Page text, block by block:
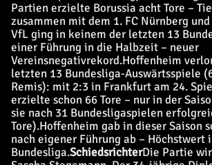
Partien erzielte Borussia acht Tore –
zusammen mit dem 1. FC Nürnberg
VfL ging in keinem der letzten 13
einer Führung in die Halbzeit – neuer
Vereinsnegativrekord.Hoffenheim
letzten 13 Bundesliga-Auswärtsspiele
Remis): mit 2:3 in Frankfurt am 24.
erzielte schon 66 Tore – nur in der
sie nach 31 Bundesligaspielen
Tore).Hoffenheim gab in dieser Saison
nach eigener Führung ab – Höchstwert
Bundesliga.SchiedsrichterDie Partie